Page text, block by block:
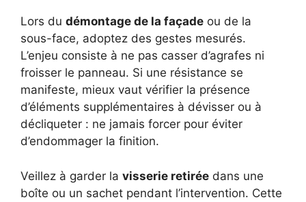
Lors du démontage de la façade ou de la
sous-face, adoptez des gestes mesurés.
L’enjeu consiste à ne pas casser d’agrafes ni
froisser le panneau. Si une résistance se
manifeste, mieux vaut vérifier la présence
d’éléments supplémentaires à dévisser ou à
décliqueter : ne jamais forcer pour éviter
d’endommager la finition.
Veillez à garder la visserie retirée dans une
boîte ou un sachet pendant l’intervention. Cette